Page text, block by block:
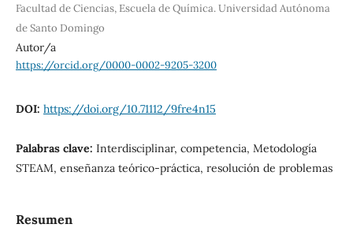
Facultad de Ciencias, Escuela de Química. Universidad Autónoma
de Santo Domingo
Autor/a
https://orcid.org/0000-0002-9205-3200
DOI: https://doi.org/10.71112/9fre4n15
Palabras clave: Interdisciplinar, competencia, Metodología
STEAM, enseñanza teórico-práctica, resolución de problemas
Resumen